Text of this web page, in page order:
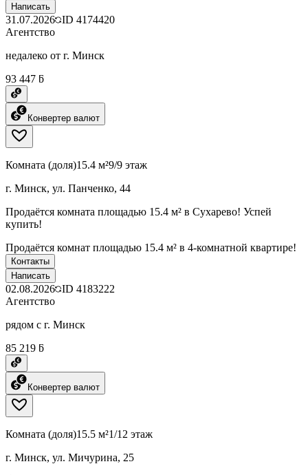
Написать
31.07.2026 ID 4174420
Агентство
недалеко от г. Минск
93 447 ƃ
Конвертер валют
Комната (доля)15.4 м²9/9 этаж
г. Минск, ул. Панченко, 44
Продаётся комната площадью 15.4 м² в Сухарево! Успей
купить!
Продаётся комнат площадью 15.4 м² в 4-комнатной квартире!
Контакты
Написать
02.08.2026 ID 4183222
Агентство
рядом с г. Минск
85 219 ƃ
Конвертер валют
Комната (доля)15.5 м²1/12 этаж
г. Минск, ул. Мичурина, 25